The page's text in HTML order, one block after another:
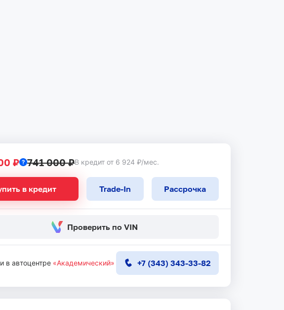
₽ 741 000 ₽В кредит от 6 924 ₽/мес.
в кредит Trade-In Рассрочка
Проверить по VIN
в автоцентре «Академический» +7 (343) 343-33-82